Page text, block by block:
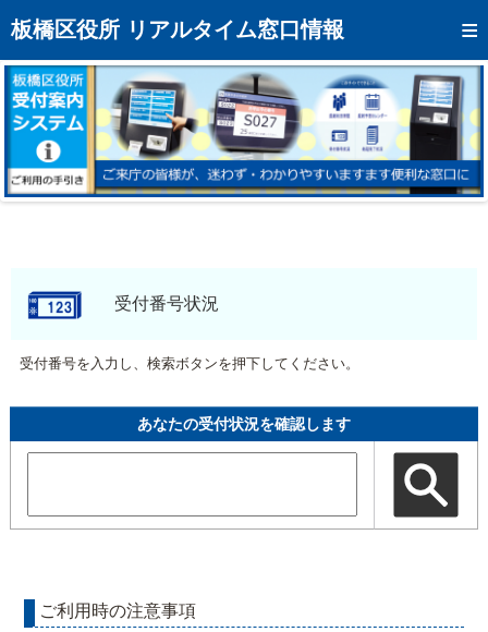
板橋区役所 リアルタイム窓口情報
トップページへ
混雑予想カレンダー
リアルタイム混雑状況
リアルタイム受付番号状況
メール通知登録
モバイルサイト受付番号状況
受付番号を入力し、検索ボタンを押下してください。
あなたの受付状況を確認します
ご利用時の注意事項